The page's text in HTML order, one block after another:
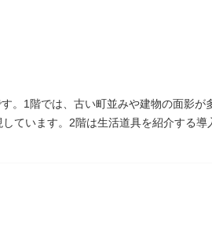
。1階では、古い町並みや建物の面影が
ています。2階は生活道具を紹介する導
た3階には企画展示室と、道具や玩具を